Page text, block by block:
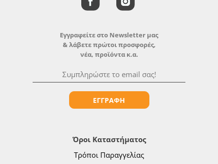
Όροι Καταστήματος
Τρόποι Παραγγελίας
Εγγραφείτε στο Newsletter μας
& λάβετε πρώτοι προσφορές,
νέα, προϊόντα κ.α.
ΕΓΓΡΑΦΗ